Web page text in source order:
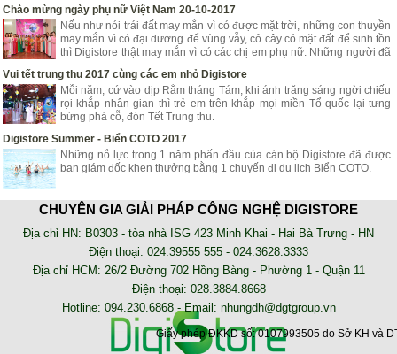
Chào mừng ngày phụ nữ Việt Nam 20-10-2017
Nếu như nói trái đất may mắn vì có được mặt trời, những con thuyền
may mắn vì có đại dương để vùng vẫy, cỏ cây có mặt đất để sinh tồn
thì Digistore thật may mắn vì có các chị em phụ nữ. Những người đã
góp phần mang lại niềm vui, hạnh phúc, tươi trẻ cho Digistore.
Vui tết trung thu 2017 cùng các em nhỏ Digistore
Mỗi năm, cứ vào dịp Rằm tháng Tám, khi ánh trăng sáng ngời chiếu
rọi khắp nhân gian thì trẻ em trên khắp mọi miền Tổ quốc lại tưng
bừng phá cỗ, đón Tết Trung thu.
Digistore Summer - Biển COTO 2017
Những nỗ lực trong 1 năm phấn đầu của cán bộ Digistore đã được
ban giám đốc khen thưởng bằng 1 chuyến đi du lịch Biển COTO.
NHẬT KÝ TRIỂN KHAI
AZZA - Lắp đặt hệ thống chấm công online nhà xe Tân Niên
Phần mềm chấm công online AZZA HRM là phần mềm sử dụng trên
nền tảng web, không cần cài đặt. Bạn có thể kiểm tra dữ liệu chấm
công của nhân viên tại bất kỳ đâu
Lắp đặt máy chấm công tại công ty May Trường Minh
may cham cong, lap dat may cham cong, phan mem cham cong
CHUYÊN GIA GIẢI PHÁP CÔNG NGHỆ DIGISTORE
Địa chỉ HN: B0303 - tòa nhà ISG 423 Minh Khai - Hai Bà Trưng - HN
Điện thoại: 024.39555 555 - 024.3628.3333
Địa chỉ HCM: 26/2 Đường 702 Hồng Bàng - Phường 1 - Quận 11
Điện thoại: 028.3884.8668
Hotline: 094.230.6868 - Email: nhungdh@dgtgroup.vn
Giấy phép ĐKKD số: 0107993505 do Sở KH và